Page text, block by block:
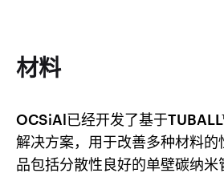
材料
OCSiAl已经开发了基于
解决方案，用于改善多种材料
品包括分散性良好的单壁碳纳